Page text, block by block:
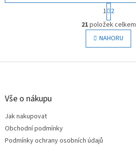
O
v
l
á
a
S
t
r
á
n
k
v
1 2
21položek celkem
NAHORU
Z
Vše o nákupu
Jak nakupovat
Obchodní podmínky
Podmínky ochrany osobních údajů